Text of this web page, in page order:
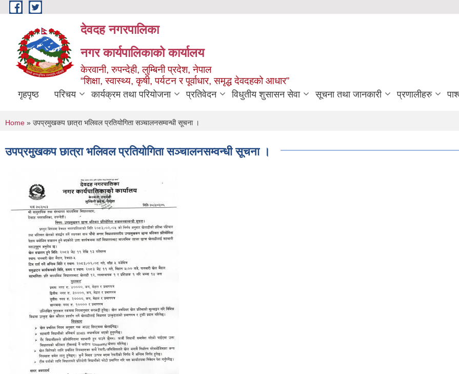
Skip to main content
देवदह नगरपालिका
नगर कार्यपालिकाको कार्यालय
केरवानी, रुपन्देही, लुम्बिनी प्रदेश, नेपाल
“शिक्षा, स्वास्थ्य, कृषी, पर्यटन र पूर्वाधार, समृद्ध देवदहको आधार”
गृहपृष्ठ परिचय कार्यक्रम तथा परियोजना प्रतिवेदन विधुतीय शुसासन सेवा सूचना तथा जानकारी प्रणालीहरु
You are here
Home » उपप्रमुखकप छात्रा भलिवल प्रतियोगिता सञ्चालनसम्वन्धी सूचना ।
उपप्रमुखकप छात्रा भलिवल प्रतियोगिता सञ्चालनसम्वन्धी सूचना ।